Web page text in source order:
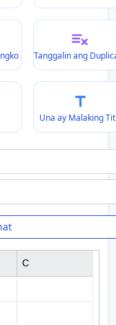
Tanggalin ang
Una ay Malaking
C